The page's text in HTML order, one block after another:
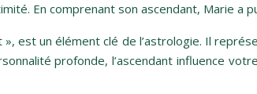
En comprenant son ascendant, Marie
est un élément clé de l’astrologie. Il
profonde, l’ascendant influence